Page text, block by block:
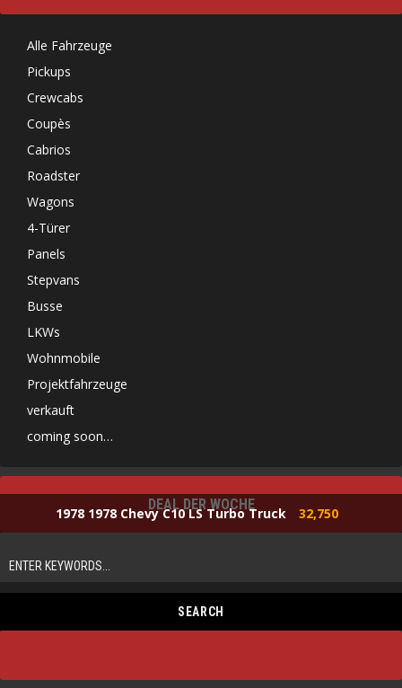
Alle Fahrzeuge
Pickups
Crewcabs
Coupès
Cabrios
Roadster
Wagons
4-Türer
Panels
Stepvans
Busse
LKWs
Wohnmobile
Projektfahrzeuge
verkauft
coming soon…
DEAL DER WOCHE
1978 1978 Chevy C10 LS Turbo Truck 32,750